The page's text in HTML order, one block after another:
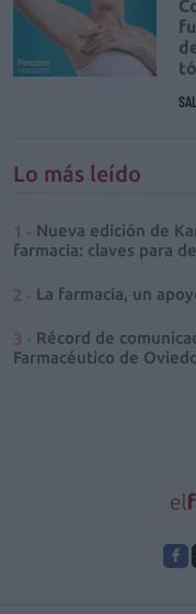
Lo más leído
Nueva edición de
farmacia: claves para
La farmacia, un
Récord de
Farmacéutico de